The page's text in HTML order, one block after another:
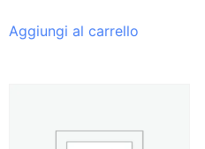
Aggiungi al carrello